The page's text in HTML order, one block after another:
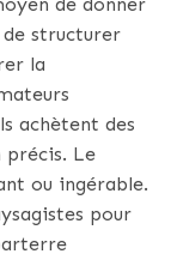
structurer
la
achètent des
précis. Le
ou ingérable.
pour